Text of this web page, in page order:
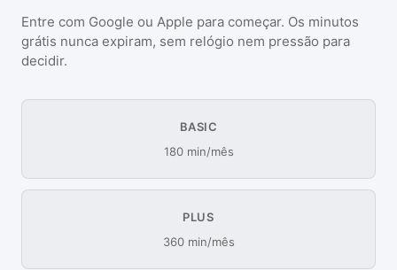
Entre com Google ou Apple para começar. Os minutos
grátis nunca expiram, sem relógio nem pressão para
decidir.
BASIC
180 min/mês
PLUS
360 min/mês